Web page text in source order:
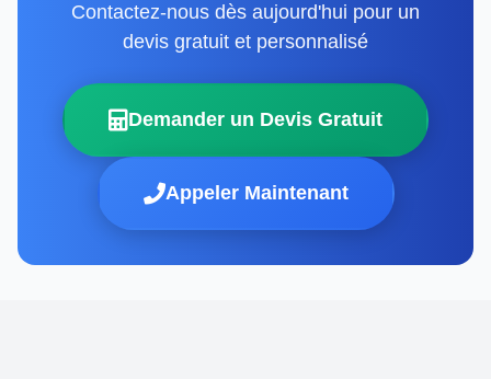
Contactez-nous dès aujourd'hui pour un
devis gratuit et personnalisé
Demander un Devis Gratuit
Appeler Maintenant